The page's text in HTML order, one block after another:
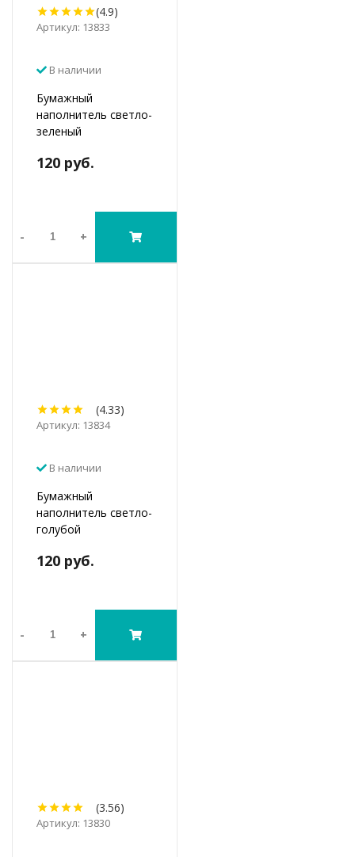
(4.9)
Артикул: 13833
В наличии
Бумажный
наполнитель светло-
зеленый
120 руб.
- +
(4.33)
Артикул: 13834
В наличии
Бумажный
наполнитель светло-
голубой
120 руб.
- +
(3.56)
Артикул: 13830